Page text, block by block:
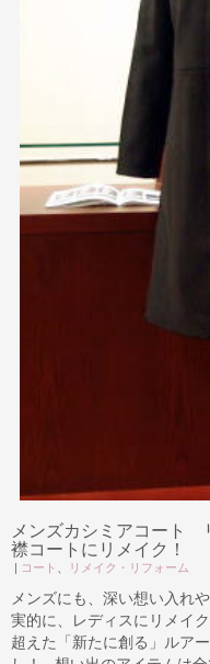
メンズカシミアコート
襟コートにリメイク！
| コート リメイク・リフォーム
メンズにも、深い想い入れ
実的に、レディスにリメイ
超えた「新たに創る」ルア